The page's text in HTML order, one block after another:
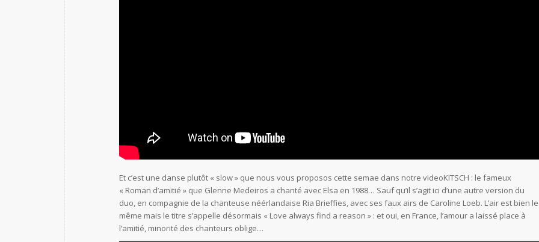
Et c’est une danse plutôt « slow » que nous vous proposos cette semae dans notre videoKITSCH : le fameux
« Roman d’amitié » que Glenne Medeiros a chanté avec Elsa en 1988… Sauf qu’il s’agit ici d’une autre version du
duo, en compagnie de la chanteuse néérlandaise Ria Brieffies, avec ses faux airs de Caroline Loeb. L’air est bien le
même mais le titre s’appelle désormais « Love always find a reason » : et oui, en France, l’amour a laissé place à
l’amitié, minorité des chanteurs oblige…